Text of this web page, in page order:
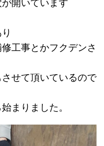
開いています
工事とかフクデンさ
させて頂いているので
まりました。